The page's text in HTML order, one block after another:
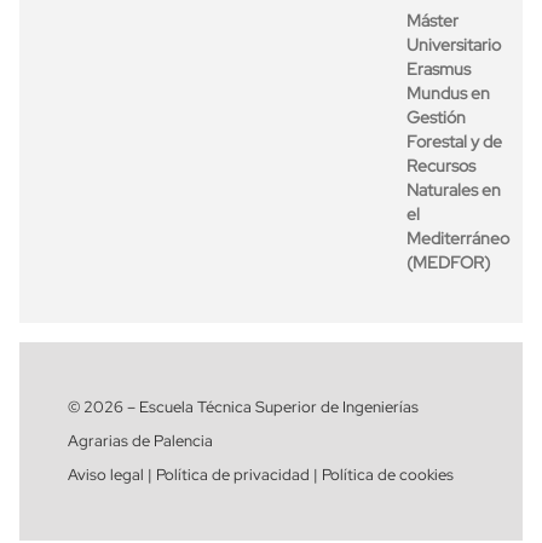
Máster
Universitario
Erasmus
Mundus en
Gestión
Forestal y de
Recursos
Naturales en
el
Mediterráneo
(MEDFOR)
© 2026 – Escuela Técnica Superior de Ingenierías
Agrarias de Palencia
Aviso legal | Política de privacidad | Política de cookies